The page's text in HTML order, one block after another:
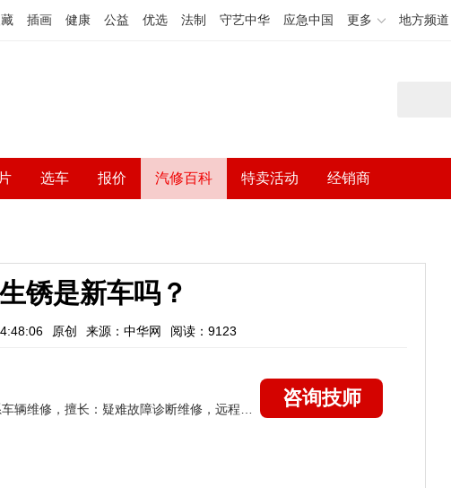
插画 健康 公益 优选 法制 守艺中华 应急中国 更多 地方频道
选车 报价 汽修百科 特卖活动 经销商
锈是新车吗？
原创 来源：中华网 阅读：9123
咨询技师